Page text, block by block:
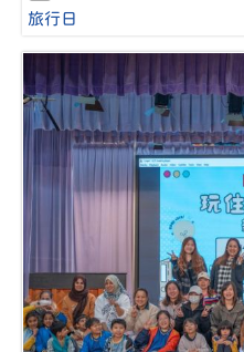
旅行日